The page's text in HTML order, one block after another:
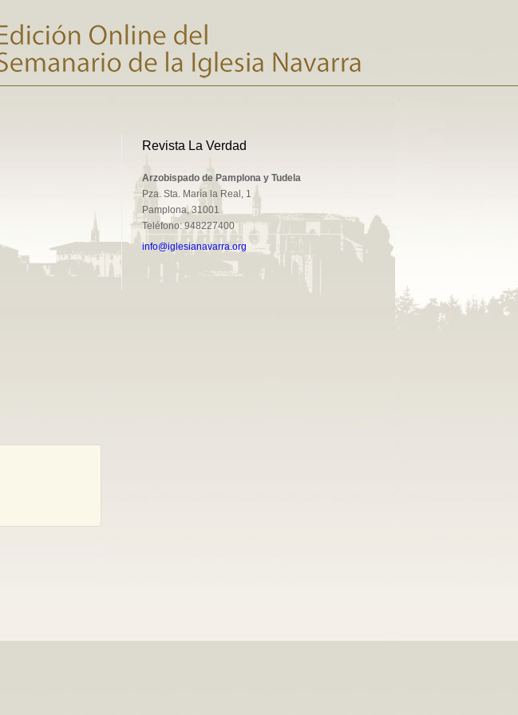
Revista La Verdad
Arzobispado de Pamplona y Tudela
Pza. Sta. María la Real, 1
Pamplona, 31001
Teléfono: 948227400
info@iglesianavarra.org